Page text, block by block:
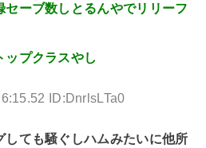
ーブ数しとるんやでリリーフ
ップクラスやし
ID:DnrlsLTa0
しても騒ぐしハムみたいに他所